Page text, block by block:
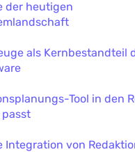
der heutigen
als Kernbestandteil
Tool in den
Integration von